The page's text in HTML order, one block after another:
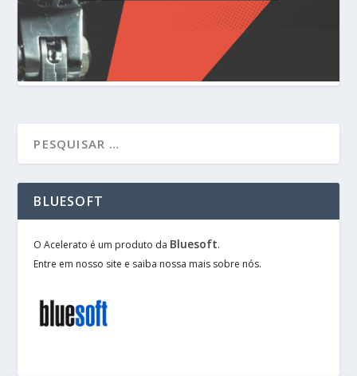
BLUESOFT
O Acelerato é um produto da Bluesoft.
Entre em nosso site e saiba nossa mais sobre nós.